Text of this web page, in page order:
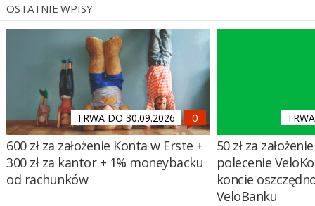
OSTATNIE WPISY
TRWA DO 30.09.2026
600 zł za założenie Konta w Erste +
300 zł za kantor + 1% moneybacku
od rachunków
50 zł za
polecenie
koncie
VeloBanku